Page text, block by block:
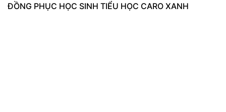
ĐỒNG PHỤC HỌC SINH TIỂU HỌC CARO XANH